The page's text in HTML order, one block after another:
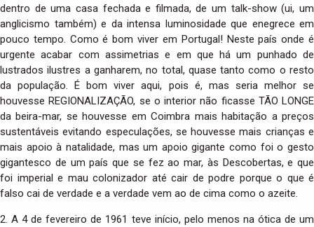
dentro de uma casa fechada e filmada, de um talk-show (ui, um
anglicismo também) e da intensa luminosidade que enegrece em
pouco tempo. Como é bom viver em Portugal! Neste país onde é
urgente acabar com assimetrias e em que há um punhado de
lustrados ilustres a ganharem, no total, quase tanto como o resto
da população. É bom viver aqui, pois é, mas seria melhor se
houvesse REGIONALIZAÇÃO, se o interior não ficasse TÃO LONGE
da beira-mar, se houvesse em Coimbra mais habitação a preços
sustentáveis evitando especulações, se houvesse mais crianças e
mais apoio à natalidade, mas um apoio gigante como foi o gesto
gigantesco de um país que se fez ao mar, às Descobertas, e que
foi imperial e mau colonizador até cair de podre porque o que é
falso cai de verdade e a verdade vem ao de cima como o azeite.
2. A 4 de fevereiro de 1961 teve início, pelo menos na ótica de um